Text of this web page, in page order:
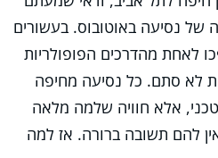
של נסיעה באוטובוס. בעשורים
לאחת מהדרכים הפופולריות
לא סתם. כל נסיעה מחיפה
אלא חוויה שלמה מלאה
להם תשובה ברורה. אז למה